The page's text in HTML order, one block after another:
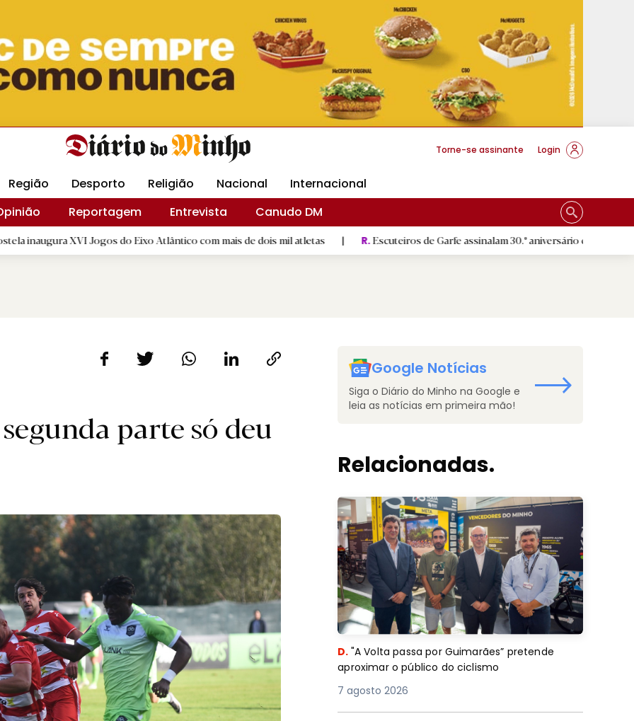
Revista Minha Gráfica DM Livraria DM Arquidiocese Braga
Torne-se assinante Login
Região Desporto Religião Nacional
Internacional
Reportagem Entrevista Canudo DM
Jogos do Eixo Atlântico com mais de dois mil atletas | R.Escuteiros de Garfe assinalam 30.º aniversário em setembro
parte só deu
Google Notícias
Siga o Diário do Minho na Google e
leia as notícias em primeira mão!
Relacionadas.
D. "A Volta passa por Guimarães” pretende
aproximar o público do ciclismo
7 agosto 2026